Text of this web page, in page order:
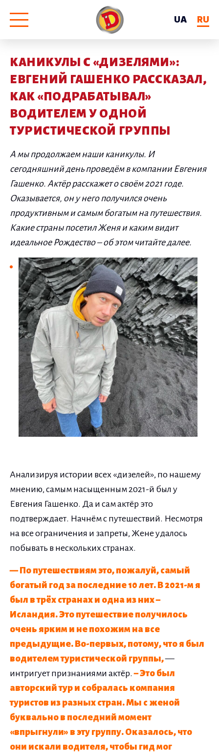
UA
RU
КАНИКУЛЫ С «ДИЗЕЛЯМИ»:
ЕВГЕНИЙ ГАШЕНКО РАССКАЗАЛ,
КАК «ПОДРАБАТЫВАЛ»
ВОДИТЕЛЕМ У ОДНОЙ
ТУРИСТИЧЕСКОЙ ГРУППЫ
А мы продолжаем наши каникулы. И
сегодняшний день проведём в компании Евгения
Гашенко. Актёр расскажет о своём 2021 годе.
Оказывается, он у него получился очень
продуктивным и самым богатым на путешествия.
Какие страны посетил Женя и каким видит
идеальное Рождество – об этом читайте далее.
Анализируя истории всех «дизелей», по нашему
мнению, самым насыщенным 2021-й был у
Евгения Гашенко. Да и сам актёр это
подтверждает. Начнём с путешествий. Несмотря
на все ограничения и запреты, Жене удалось
побывать в нескольких странах.
— По путешествиям это, пожалуй, самый
богатый год за последние 10 лет. В 2021-м я
был в трёх странах и одна из них –
Исландия. Это путешествие получилось
очень ярким и не похожим на все
предыдущие. Во-первых, потому, что я был
водителем туристической группы,—
интригует признаниями актёр.– Это был
авторский тур и собралась компания
туристов из разных стран. Мы с женой
буквально в последний момент
«впрыгнули» в эту группу. Оказалось, что
они искали водителя, чтобы гид мог